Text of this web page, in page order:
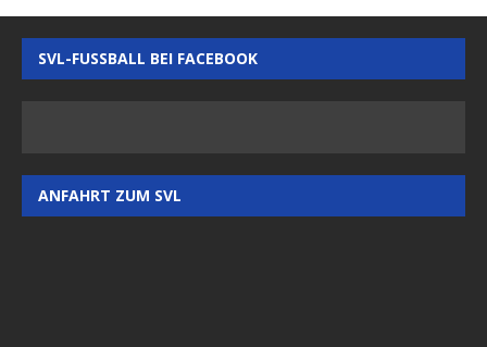
SVL-FUSSBALL BEI FACEBOOK
ANFAHRT ZUM SVL